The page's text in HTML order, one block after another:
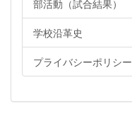
部活動（試合結果）
学校沿革史
プライバシーポリシー